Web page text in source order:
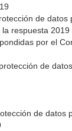
de
respuesta 2019
por el
de
de datos